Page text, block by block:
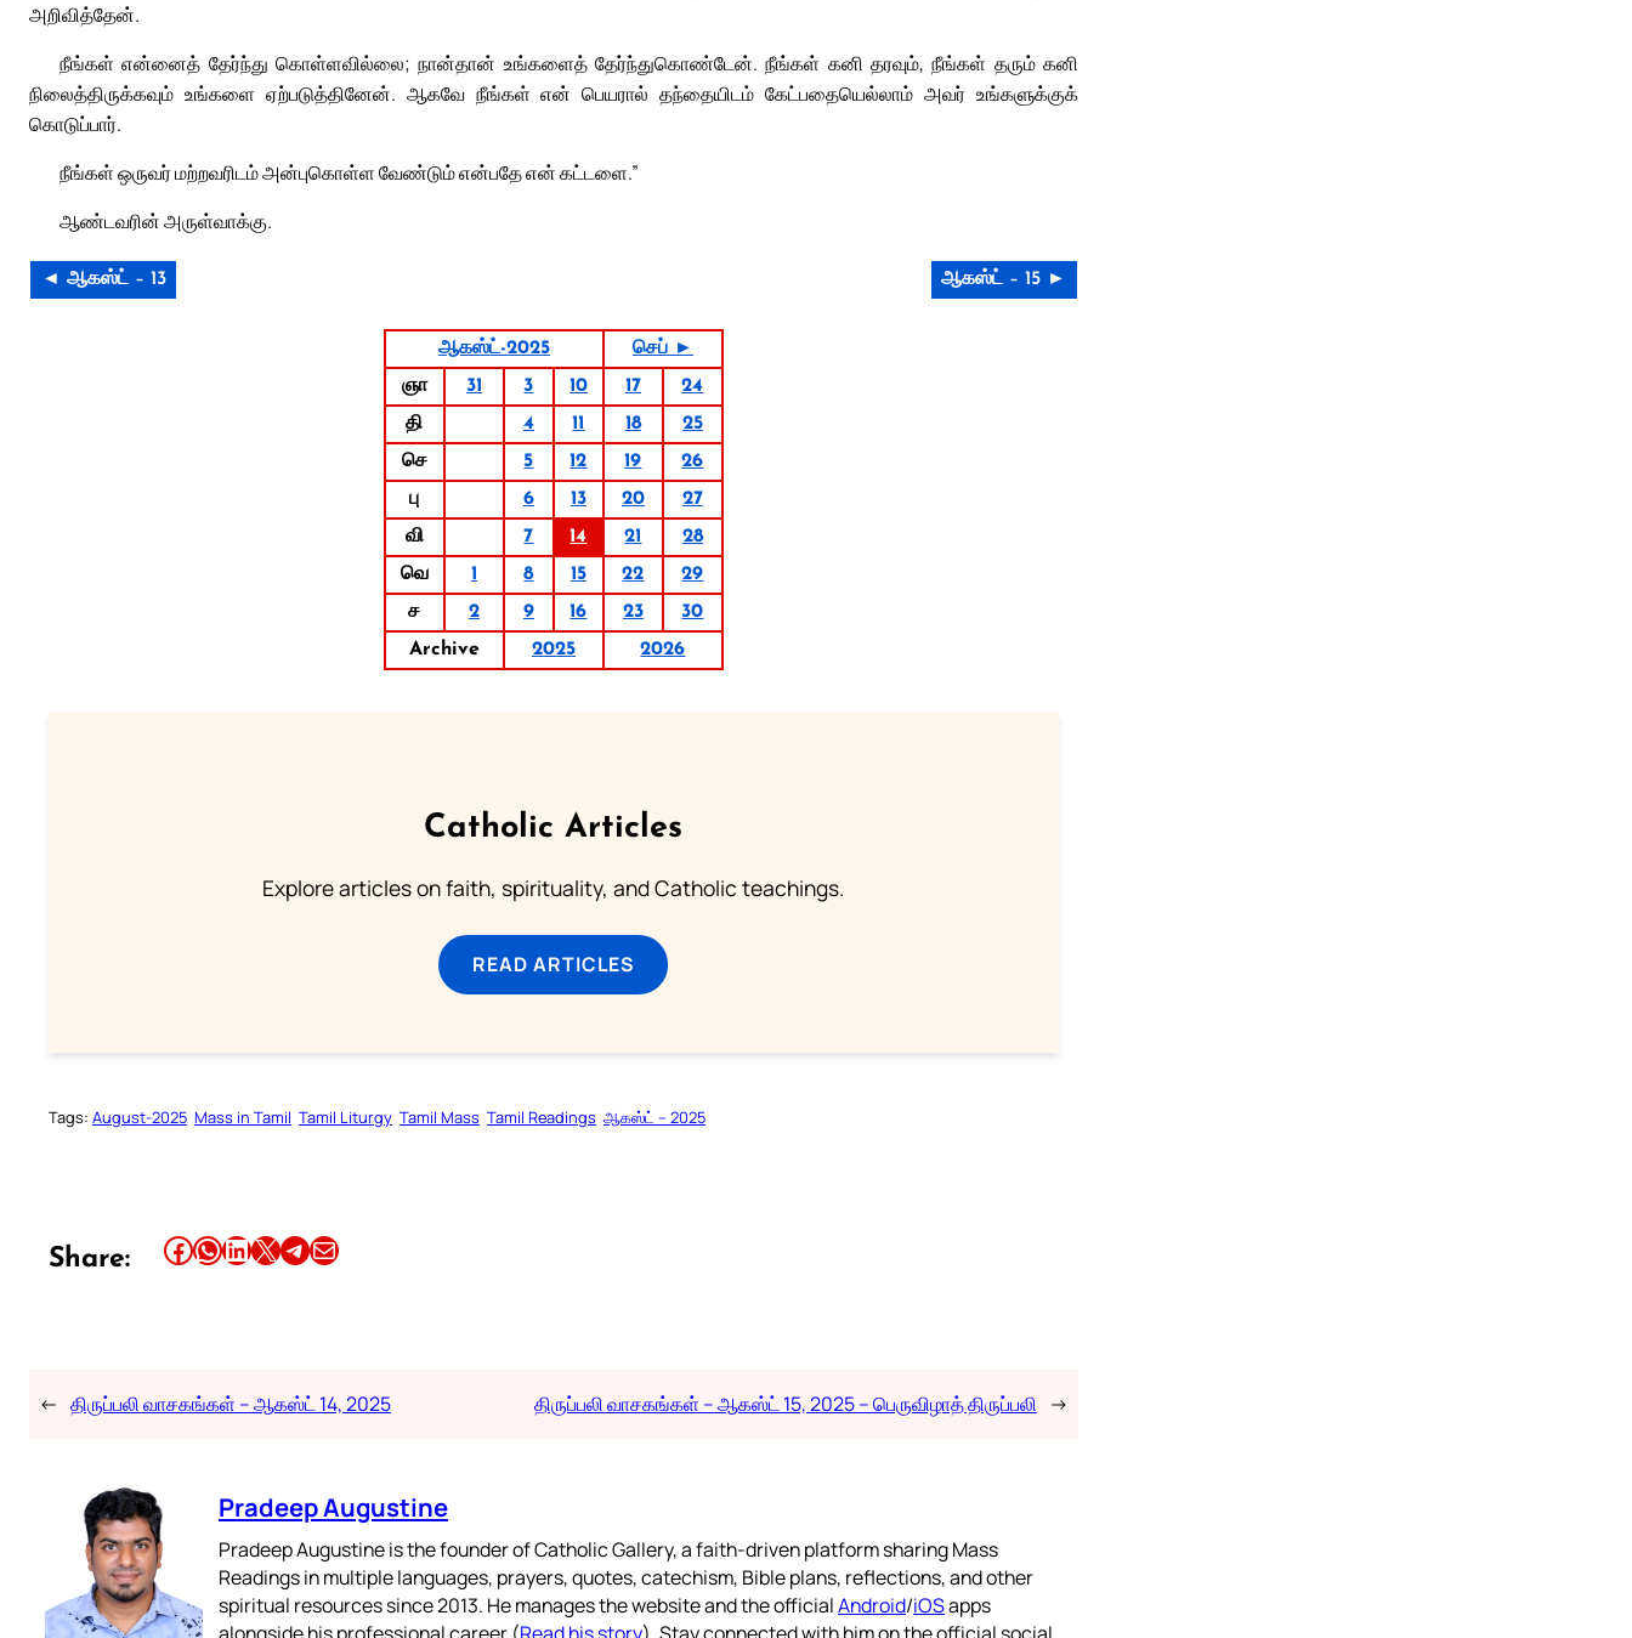
அறிவித்தேன்.
நீங்கள் என்னைத் தேர்ந்து கொள்ளவில்லை; நான்தான் உங்களைத் தேர்ந்துகொண்டேன். நீங்கள் கனி தரவும், நீங்கள் தரும் கனி
நிலைத்திருக்கவும் உங்களை ஏற்படுத்தினேன். ஆகவே நீங்கள் என் பெயரால் தந்தையிடம் கேட்பதையெல்லாம் அவர் உங்களுக்குக்
கொடுப்பார்.
நீங்கள் ஒருவர் மற்றவரிடம் அன்புகொள்ள வேண்டும் என்பதே என் கட்டளை.”
ஆண்டவரின் அருள்வாக்கு.
◄ ஆகஸ்ட் – 13 ஆகஸ்ட் – 15 ►
ஆகஸ்ட்-2025
செப் ►
ஞா
31 3 10 17
24
தி
4 11 18
25
செ
5 12 19
26
பு
6 13 20
27
வி
7 14 21
28
வெ
1 8 15 22
29
ச
2 9 16 23
30
Archive
2025 2026
Catholic Articles
Explore articles on faith, spirituality, and Catholic teachings.
READ ARTICLES
Tags: August-2025 Mass in Tamil Tamil Liturgy Tamil Mass Tamil Readings ஆகஸ்ட் – 2025
Share: Share this article on Facebook Share this article on WhatsApp Share this article on LinkedIn Share this article on X Share this article on TelegramEmail this Article
← திருப்பலி வாசகங்கள் – ஆகஸ்ட் 14, 2025 திருப்பலி வாசகங்கள் – ஆகஸ்ட் 15, 2025 – பெருவிழாத் திருப்பலி →
Pradeep Augustine
Pradeep Augustine is the founder of Catholic Gallery, a faith-driven platform sharing Mass
Readings in multiple languages, prayers, quotes, catechism, Bible plans, reflections, and other
spiritual resources since 2013. He manages the website and the officialAndroid/iOSapps